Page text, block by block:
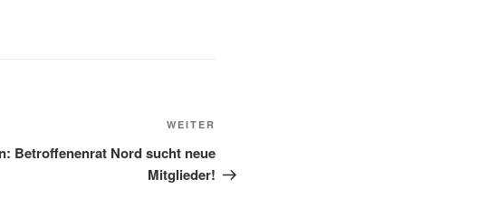
Beitrag
WEITER
Betroffenenrat Nord sucht neue
Mitglieder!